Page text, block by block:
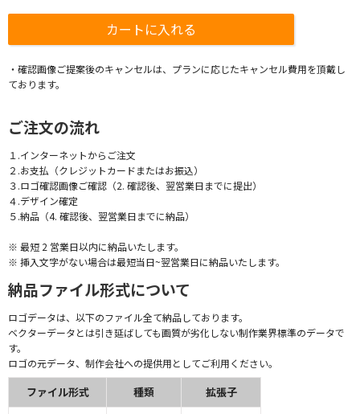
・確認画像ご提案後のキャンセルは、プランに応じたキャンセル費用を頂戴し
ております。
ご注文の流れ
１.インターネットからご注文
２.お支払（クレジットカードまたはお振込）
３.ロゴ確認画像ご確認（2. 確認後、翌営業日までに提出）
４.デザイン確定
５.納品（4. 確認後、翌営業日までに納品）
※ 最短 2 営業日以内に納品いたします。
※ 挿入文字がない場合は最短当日~翌営業日に納品いたします。
納品ファイル形式について
ロゴデータは、以下のファイル全て納品しております。
ベクターデータとは引き延ばしても画質が劣化しない制作業界標準のデータで
す。
ロゴの元データ、制作会社への提供用としてご利用ください。
ファイル形式 種類
拡張子